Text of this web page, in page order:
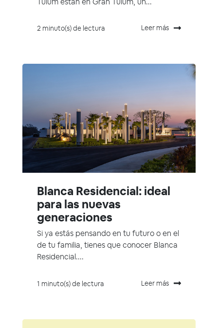
2 minuto(s) de lectura Leer más
Blanca Residencial: ideal
para las nuevas
generaciones
Si ya estás pensando en tu futuro o en el
de tu familia, tienes que conocer Blanca
Residencial....
1 minuto(s) de lectura Leer más